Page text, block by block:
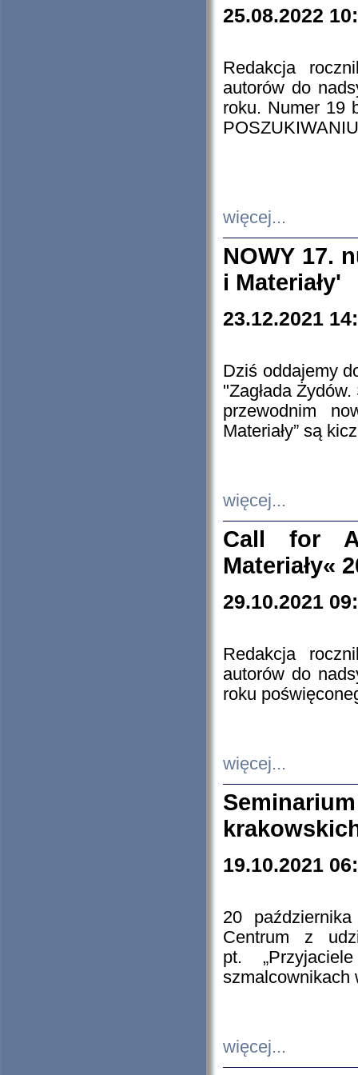
25.08.2022
Redakcja
autorów do
roku. Numer 19
więcej...
NOWY 17.
i Materiały'
23.12.2021
Dziś oddajemy
"Zagłada
przewodnim
Materiały” są
więcej...
Call for
Materiały«
29.10.2021
Redakcja
autorów do
roku
więcej...
19.10.2021
20
Centrum z
pt.
szmalcownikach
więcej...